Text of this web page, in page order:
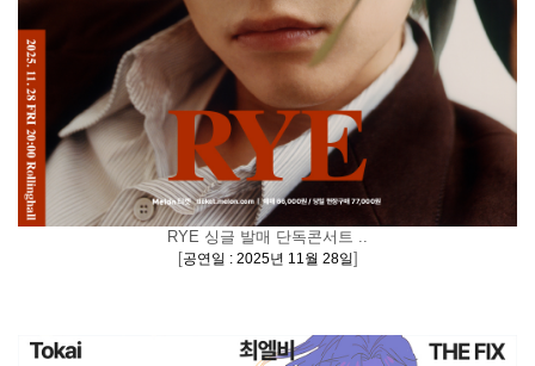
RYE 싱글 발매 단독콘서트 ..
[공연일 : 2025년 11월 28일]